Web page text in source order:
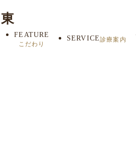
FEATURE
こだわり
SERVICE診療案内